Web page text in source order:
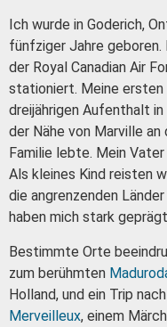
Ich wurde in Goderich,
fünfziger Jahre geboren.
der Royal Canadian Air
stationiert. Meine ersten
dreijährigen Aufenthalt
der Nähe von Marville
Familie lebte. Mein
Als kleines Kind reisten
die angrenzenden
haben mich stark
Bestimmte Orte
zum berühmten
Holland, und ein Trip
Merveilleux, einem